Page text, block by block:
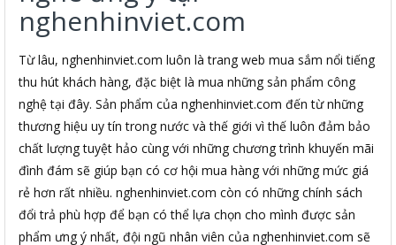
nghenhinviet.com
Từ lâu, nghenhinviet.com luôn là trang web mua sắm nổi tiếng
thu hút khách hàng, đặc biệt là mua những sản phẩm công
nghệ tại đây. Sản phẩm của nghenhinviet.com đến từ những
thương hiệu uy tín trong nước và thế giới vì thế luôn đảm bảo
chất lượng tuyệt hảo cùng với những chương trình khuyến mãi
đình đám sẽ giúp bạn có cơ hội mua hàng với những mức giá
rẻ hơn rất nhiều. nghenhinviet.com còn có những chính sách
đổi trả phù hợp để bạn có thể lựa chọn cho mình được sản
phẩm ưng ý nhất, đội ngũ nhân viên của nghenhinviet.com sẽ